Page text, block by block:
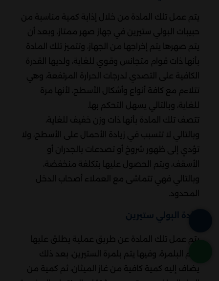
يتم عمل تلك المادة من خلال إذابة كمية مناسبة من
حبيبات البولي ستيرين في جهاز صهر ممتاز، وبعد أن
يتم صهرها يتم إخراجها من الجهاز، وتتميز تلك المادة
بأنها ذات قوام متجانس وقوي للغاية، ولديها القدرة
الكافية على التصدي لدرجات الحرارة المرتفعة، وهي
تتلاءم مع كافة أنواع وأشكال الأسطح، لأنها مرة
للغاية، وبالتالي يسهل التحكم بها.
تتصف تلك المادة بأنها ذات وزن خفيف للغاية،
وبالتالي لا تتسبب في زيادة الأحمال على الأسطح، ولا
تؤدي إلى ظهور شروخ أو تصدعات بالجدران أو
الأسقف، ويتم الحصول عليها بتكلفة منخفضة،
وبالتالي فهي تتماشى مع العملاء أصحاب الدخل
المحدود.
مادة البولي ستيرين
يتم عمل تلك المادة عن طريق عملية يطلق عليها
اسم البلمرة، وفيها يتم بلمرة الستيرين، بعد ذلك
يضاف إليه كمية كافية من غاز الميثان، ثم كمية من